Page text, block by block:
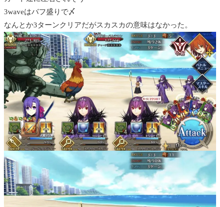
3waveはバフ盛りで〆
なんとか3ターンクリアだがスカスカの意味はなかった。